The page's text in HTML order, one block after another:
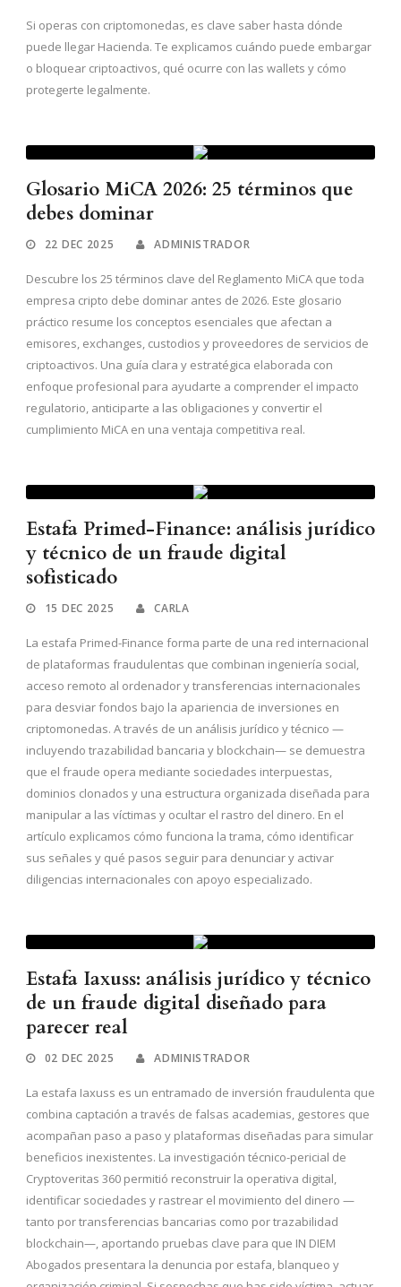
Si operas con criptomonedas, es clave saber hasta dónde
puede llegar Hacienda. Te explicamos cuándo puede embargar
o bloquear criptoactivos, qué ocurre con las wallets y cómo
protegerte legalmente.
Glosario MiCA 2026: 25 términos que
debes dominar
22 DEC 2025 ADMINISTRADOR
Descubre los 25 términos clave del Reglamento MiCA que toda
empresa cripto debe dominar antes de 2026. Este glosario
práctico resume los conceptos esenciales que afectan a
emisores, exchanges, custodios y proveedores de servicios de
criptoactivos. Una guía clara y estratégica elaborada con
enfoque profesional para ayudarte a comprender el impacto
regulatorio, anticiparte a las obligaciones y convertir el
cumplimiento MiCA en una ventaja competitiva real.
Estafa Primed-Finance: análisis jurídico
y técnico de un fraude digital
sofisticado
15 DEC 2025 CARLA
La estafa Primed-Finance forma parte de una red internacional
de plataformas fraudulentas que combinan ingeniería social,
acceso remoto al ordenador y transferencias internacionales
para desviar fondos bajo la apariencia de inversiones en
criptomonedas. A través de un análisis jurídico y técnico —
incluyendo trazabilidad bancaria y blockchain— se demuestra
que el fraude opera mediante sociedades interpuestas,
dominios clonados y una estructura organizada diseñada para
manipular a las víctimas y ocultar el rastro del dinero. En el
artículo explicamos cómo funciona la trama, cómo identificar
sus señales y qué pasos seguir para denunciar y activar
diligencias internacionales con apoyo especializado.
Estafa Iaxuss: análisis jurídico y técnico
de un fraude digital diseñado para
parecer real
02 DEC 2025 ADMINISTRADOR
La estafa Iaxuss es un entramado de inversión fraudulenta que
combina captación a través de falsas academias, gestores que
acompañan paso a paso y plataformas diseñadas para simular
beneficios inexistentes. La investigación técnico-pericial de
Cryptoveritas 360 permitió reconstruir la operativa digital,
identificar sociedades y rastrear el movimiento del dinero —
tanto por transferencias bancarias como por trazabilidad
blockchain—, aportando pruebas clave para que IN DIEM
Abogados presentara la denuncia por estafa, blanqueo y